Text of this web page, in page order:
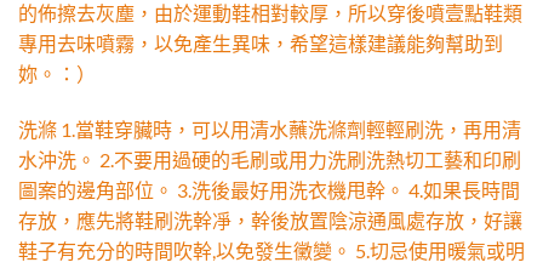
的佈擦去灰塵，由於運動鞋相對較厚，所以穿後噴壹點鞋類
專用去味噴霧，以免產生異味，希望這樣建議能夠幫助到
妳。：）
洗滌 1.當鞋穿臟時，可以用清水蘸洗滌劑輕輕刷洗，再用清
水沖洗。 2.不要用過硬的毛刷或用力洗刷洗熱切工藝和印刷
圖案的邊角部位。 3.洗後最好用洗衣機甩幹。 4.如果長時間
存放，應先將鞋刷洗幹凈，幹後放置陰涼通風處存放，好讓
鞋子有充分的時間吹幹,以免發生黴變。 5.切忌使用暖氣或明